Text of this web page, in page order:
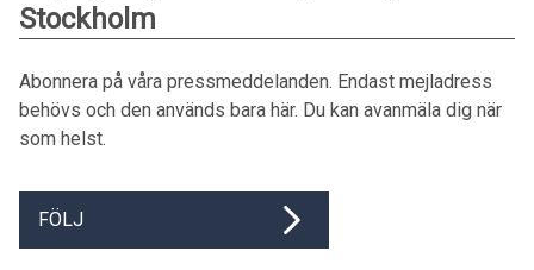
Stockholm
Abonnera på våra pressmeddelanden. Endast mejladress
behövs och den används bara här. Du kan avanmäla dig när
som helst.
FÖLJ